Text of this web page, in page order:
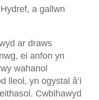
a gallwn
ar draws
ei anfon yn
wahanol
lleol, yn ogystal â’i
Cwblhawyd